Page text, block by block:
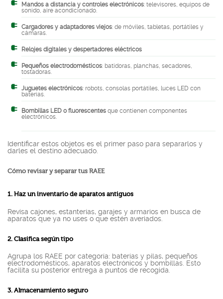
Mandos a distancia y controles electrónicos: televisores, equipos de
sonido, aire acondicionado.
Cargadores y adaptadores viejos: de móviles, tabletas, portátiles y
cámaras.
Relojes digitales y despertadores eléctricos
Pequeños electrodomésticos: batidoras, planchas, secadores,
tostadoras.
Juguetes electrónicos: robots, consolas portátiles, luces LED con
baterías.
Bombillas LED o fluorescentes que contienen componentes
electrónicos.
Identificar estos objetos es el primer paso para separarlos y
darles el destino adecuado.
Cómo revisar y separar tus RAEE
1. Haz un inventario de aparatos antiguos
Revisa cajones, estanterías, garajes y armarios en busca de
aparatos que ya no uses o que estén averiados.
2. Clasifica según tipo
Agrupa los RAEE por categoría: baterías y pilas, pequeños
electrodomésticos, aparatos electrónicos y bombillas. Esto
facilita su posterior entrega a puntos de recogida.
3. Almacenamiento seguro